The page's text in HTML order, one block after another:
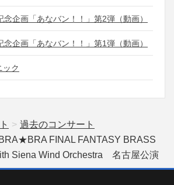
念企画「あなバン！！」第2弾（動画）
念企画「あなバン！！」第1弾（動画）
ック
過去のコンサート
FINAL FANTASY BRASS
Siena Wind Orchestra 名古屋公演